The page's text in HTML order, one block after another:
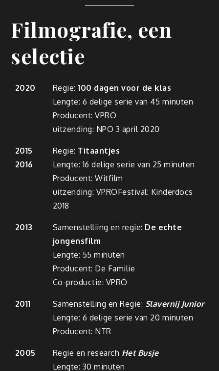
Filmografie, een
selectie
2020 Regie: 100 dagen voor de klas
Lengte: 6 delige serie van 45 minuten
Producent: VPRO
uitzending: NPO 3 april 2020
2015
2016
Regie: Titaantjes
Lengte: 16 delige serie van 25 minuten
Producent: Witfilm
uitzending: VPROFestival: Kinderdocs
2018
2013 Samenstelliing en regie: De echte
jongensfilm
Lengte: 55 minuten
Producent: De Familie
Co-productie: VPRO
2011 Samenstelling en Regie: Slavernij Junior
Lengte: 6 delige serie van 20 minuten
Producent: NTR
2005 Regie en research Het Busje
Lengte: 30 minuten